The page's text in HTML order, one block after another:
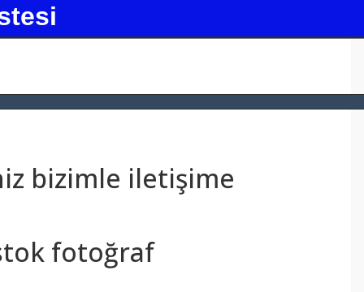
bizimle iletişime
fotoğraf